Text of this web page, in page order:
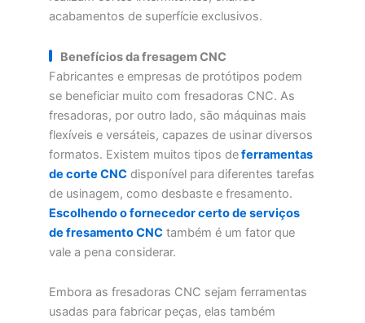
acabamentos de superfície exclusivos.
Benefícios da fresagem CNC
Fabricantes e empresas de protótipos podem
se beneficiar muito com fresadoras CNC. As
fresadoras, por outro lado, são máquinas mais
flexíveis e versáteis, capazes de usinar diversos
formatos. Existem muitos tipos deferramentas
de corte CNC disponível para diferentes tarefas
de usinagem, como desbaste e fresamento.
Escolhendo o fornecedor certo de serviços
de fresamento CNC também é um fator que
vale a pena considerar.
Embora as fresadoras CNC sejam ferramentas
usadas para fabricar peças, elas também